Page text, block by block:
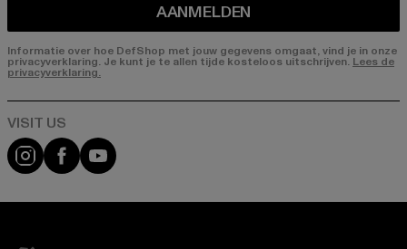
AANMELDEN
Informatie over hoe DefShop met jouw gegevens omgaat, vind je in onze
privacyverklaring. Je kunt je te allen tijde kosteloos uitschrijven. Lees de
privacyverklaring.
Visit our Instagram page:
Visit our Facebook page:
Visit our YouTube channel: